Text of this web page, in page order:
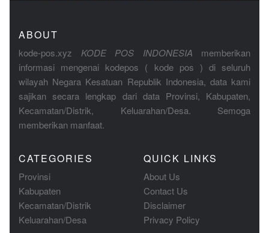
ABOUT
kode-pos.xyz KODE POS INDONESIA memberikan
informasi mengenai kodepos ( kode pos ) di seluruh
wilayah Negara Kesatuan Republik Indonesia, data kami
sajikan secara lengkap dari data Provinsi, Kabupaten,
Kecamatan/Distrik, Keluarahan/Desa. Semoga
memberikan manfaat.
CATEGORIES
Provinsi
Kabupaten
Kecamatan/Distrik
Keluarahan/Desa
QUICK LINKS
About Us
Contact Us
Disclaimer
Privacy Policy